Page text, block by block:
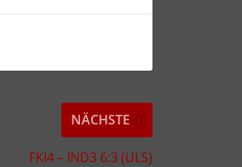
NÄCHSTE
FKI4 – IND3 6:3 (ULS)